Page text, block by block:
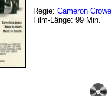
Regie:Cameron Crowe
Film-Länge: 99 Min.